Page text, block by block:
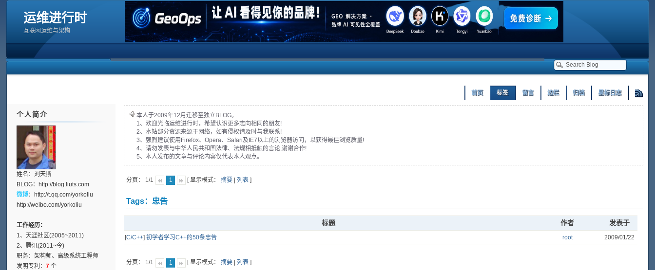
运维进行时
互联网运维与架构
首页 标签 留言 边栏 归档 星标日志
本人于2009年12月迁移至独立BLOG。
1、欢迎光临运维进行时，希望认识更多志向相同的朋友!
2、本站部分资源来源于网络，如有侵权请及时与我联系!
3、强烈建议使用Firefox、Opera、Safari及IE7以上的浏览器访问，以获得最佳浏览质量!
4、请勿发表与中华人民共和国法律、法规相抵触的言论,谢谢合作!
5、本人发布的文章与评论内容仅代表本人观点。
分页： 1/1 1 [ 显示模式：摘要 |列表 ]
Tags：忠告
标题 作者 发表于
[C/C++]初学者学习C++的50条忠告 root 2009/01/22
分页： 1/1 1 [ 显示模式：摘要 |列表 ]
个人简介
姓名：刘天斯
BLOG：http://blog.liuts.com
微博：http://t.qq.com/yorkoliu
http://weibo.com/yorkoliu
工作经历：
1、天涯社区(2005~2011)
2、腾讯(2011~今)
职务：架构师、高级系统工程师
发明专利：7 个